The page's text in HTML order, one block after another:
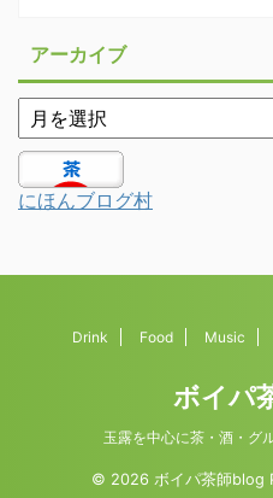
アーカイブ
にほんブログ村
Drink Food Music
ボイパ
玉露を中心に茶・酒・グ
© 2026 ボイパ茶師blog